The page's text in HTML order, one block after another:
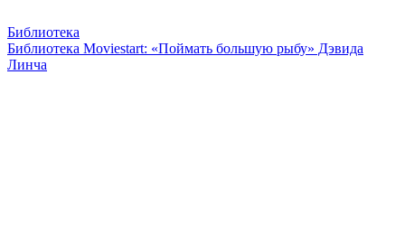
Библиотека
Библиотека Moviestart: «Поймать большую рыбу» Дэвида
Линча